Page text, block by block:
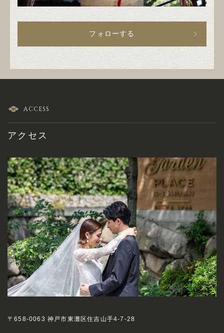
フォローする
ACCESS
アクセス
〒658-0063 神戸市東灘区住吉山手4-7-28